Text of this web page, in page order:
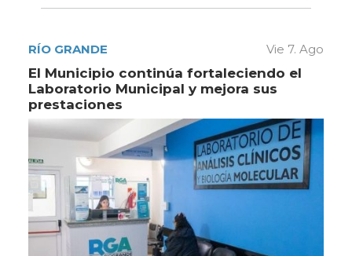
RÍO GRANDE Vie 7. Ago
El Municipio continúa fortaleciendo el
Laboratorio Municipal y mejora sus
prestaciones